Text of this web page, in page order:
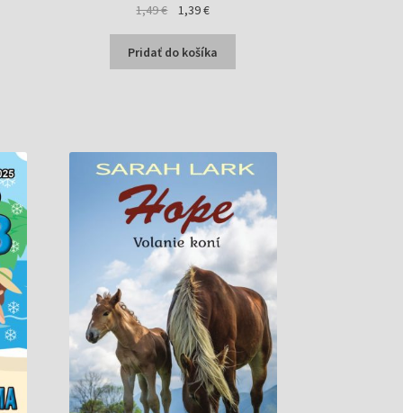
1,49€
Pôvodná
bola:
1,49 €.
1,39€Aktuálna
je:
1,39 €.
Pridať do košíka